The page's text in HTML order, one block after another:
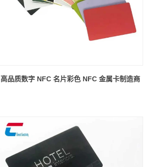
高品质数字 NFC 名片彩色 NFC 金属卡制造商